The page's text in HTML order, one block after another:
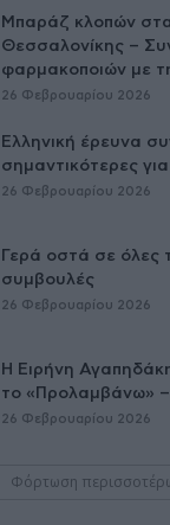
Μπαράζ κλοπών
Θεσσαλονίκης –
φαρμακοποιών με
26 Φεβρουαρίου 2026
Ελληνική έρευνα
σημαντικότερες
26 Φεβρουαρίου 2026
Γερά οστά σε όλες
συμβουλές
26 Φεβρουαρίου 2026
Η Ειρήνη
το «Προλαμβάνω» –
26 Φεβρουαρίου 2026
Φόρτωση